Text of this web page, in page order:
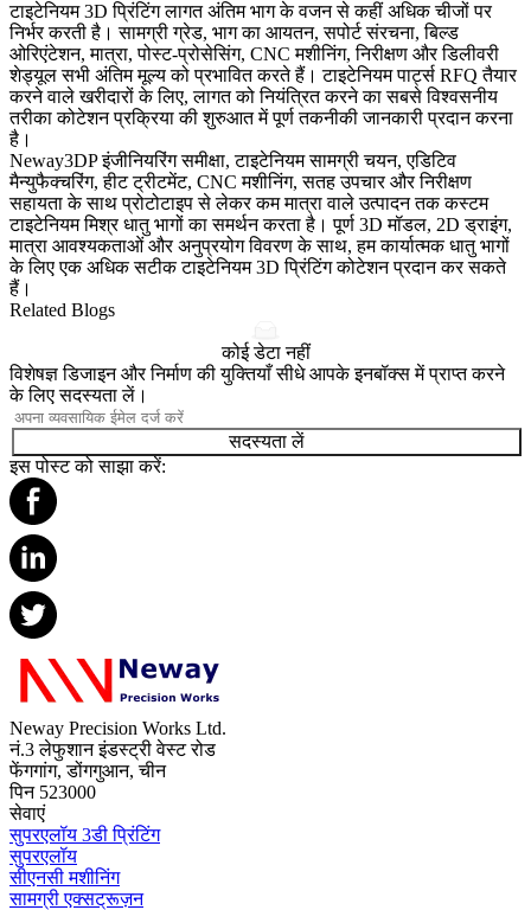
टाइटेनियम 3D प्रिंटिंग लागत अंतिम भाग के वजन से कहीं अधिक चीजों पर
निर्भर करती है। सामग्री ग्रेड, भाग का आयतन, सपोर्ट संरचना, बिल्ड
ओरिएंटेशन, मात्रा, पोस्ट-प्रोसेसिंग, CNC मशीनिंग, निरीक्षण और डिलीवरी
शेड्यूल सभी अंतिम मूल्य को प्रभावित करते हैं। टाइटेनियम पार्ट्स RFQ तैयार
करने वाले खरीदारों के लिए, लागत को नियंत्रित करने का सबसे विश्वसनीय
तरीका कोटेशन प्रक्रिया की शुरुआत में पूर्ण तकनीकी जानकारी प्रदान करना
है।
Neway3DP इंजीनियरिंग समीक्षा, टाइटेनियम सामग्री चयन, एडिटिव
मैन्युफैक्चरिंग, हीट ट्रीटमेंट, CNC मशीनिंग, सतह उपचार और निरीक्षण
सहायता के साथ प्रोटोटाइप से लेकर कम मात्रा वाले उत्पादन तक कस्टम
टाइटेनियम मिश्र धातु भागों का समर्थन करता है। पूर्ण 3D मॉडल, 2D ड्राइंग,
मात्रा आवश्यकताओं और अनुप्रयोग विवरण के साथ, हम कार्यात्मक धातु भागों
के लिए एक अधिक सटीक टाइटेनियम 3D प्रिंटिंग कोटेशन प्रदान कर सकते
हैं।
Related Blogs
कोई डेटा नहीं
विशेषज्ञ डिजाइन और निर्माण की युक्तियाँ सीधे आपके इनबॉक्स में प्राप्त करने
के लिए सदस्यता लें।
सदस्यता लें
इस पोस्ट को साझा करें:
Neway Precision Works Ltd.
नं.3 लेफुशान इंडस्ट्री वेस्ट रोड
फेंगगांग, डोंगगुआन, चीन
पिन 523000
सेवाएं
सुपरएलॉय 3डी प्रिंटिंग
सुपरएलॉय
सीएनसी मशीनिंग
सामग्री एक्सट्रूज़न